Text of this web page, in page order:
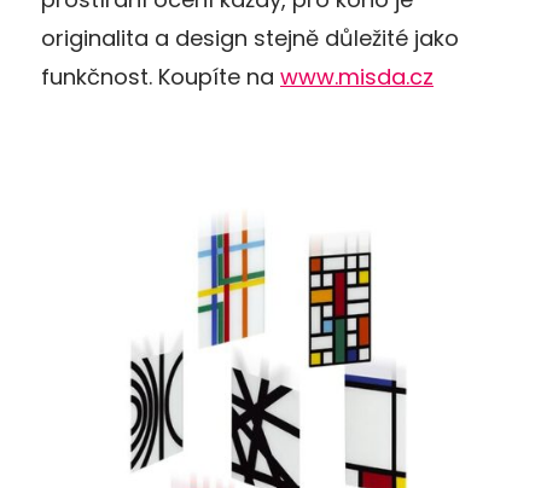
originalita a design stejně důležité jako
funkčnost. Koupíte na www.misda.cz